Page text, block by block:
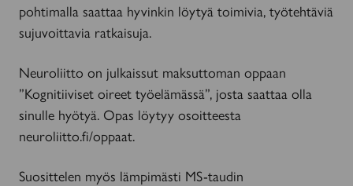
pohtimalla saattaa hyvinkin löytyä toimivia, työtehtäviä
sujuvoittavia ratkaisuja.
Neuroliitto on julkaissut maksuttoman oppaan
”Kognitiiviset oireet työelämässä”, josta saattaa olla
sinulle hyötyä. Opas löytyy osoitteesta
neuroliitto.fi/oppaat.
Suosittelen myös lämpimästi MS-taudin